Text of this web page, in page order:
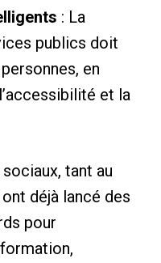
: La
publics doit
en
et la
tant au
déjà lancé des
pour